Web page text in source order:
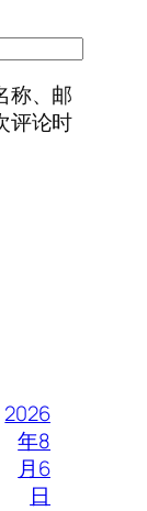
称、邮
评论时
2026
年8
月6
日